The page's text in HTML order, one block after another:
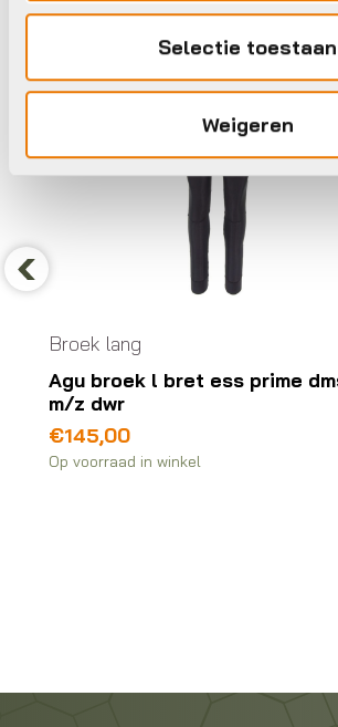
Selectie toestaan
Weigeren
Broek lang
Agu broek l bret ess prime
m/z dwr
€145,00
Op voorraad in winkel